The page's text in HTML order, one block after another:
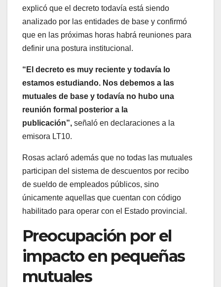
explicó que el decreto todavía está siendo
analizado por las entidades de base y confirmó
que en las próximas horas habrá reuniones para
definir una postura institucional.
“El decreto es muy reciente y todavía lo
estamos estudiando. Nos debemos a las
mutuales de base y todavía no hubo una
reunión formal posterior a la
publicación”, señaló en declaraciones a la
emisora LT10.
Rosas aclaró además que no todas las mutuales
participan del sistema de descuentos por recibo
de sueldo de empleados públicos, sino
únicamente aquellas que cuentan con código
habilitado para operar con el Estado provincial.
Preocupación por el
impacto en pequeñas
mutuales